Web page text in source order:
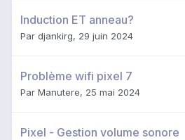
Induction ET anneau?
Par djankirg, 29 juin 2024
Problème wifi pixel 7
Par Manutere, 25 mai 2024
Pixel - Gestion volume sonore